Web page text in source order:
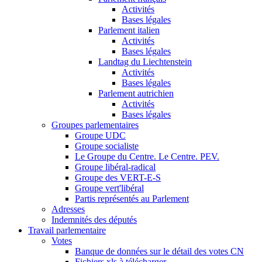
Activités
Bases légales
Parlement italien
Activités
Bases légales
Landtag du Liechtenstein
Activités
Bases légales
Parlement autrichien
Activités
Bases légales
Groupes parlementaires
Groupe UDC
Groupe socialiste
Le Groupe du Centre. Le Centre. PEV.
Groupe libéral-radical
Groupe des VERT-E-S
Groupe vert'libéral
Partis représentés au Parlement
Adresses
Indemnités des députés
Travail parlementaire
Votes
Banque de données sur le détail des votes CN